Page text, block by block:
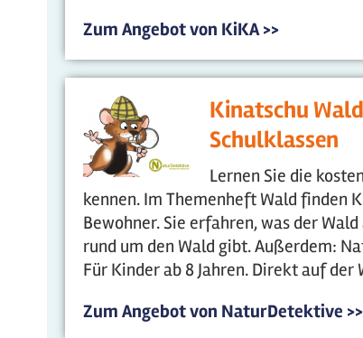
Zum Angebot von KiKA >>
Kinatschu
Schulklassen
Lernen Sie die
kennen. Im Themenheft Wald finden
Bewohner. Sie erfahren, was der
rund um den Wald gibt. Außerdem:
Für Kinder ab 8 Jahren. Direkt auf
Zum Angebot von NaturDetektive >>